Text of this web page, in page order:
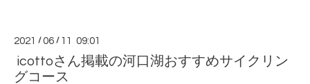
2021 /06 / 11 09:01
icottoさん掲載の河口湖おすすめサイクリン
グコース